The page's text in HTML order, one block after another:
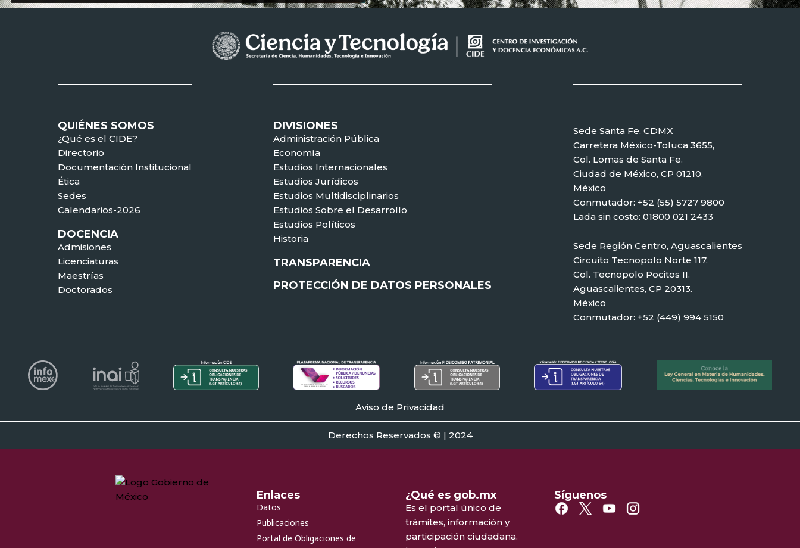
QUIÉNES SOMOS
¿Qué es el CIDE?
Directorio
Documentación Institucional
Ética
Sedes
Calendarios-2026
DOCENCIA
Admisiones
Licenciaturas
Maestrías
Doctorados
DIVISIONES
Administración Pública
Economía
Estudios Internacionales
Estudios Jurídicos
Estudios Multidisciplinarios
Estudios Sobre el Desarrollo
Estudios Políticos
Historia
TRANSPARENCIA
PROTECCIÓN DE DATOS PERSONALES
Sede Santa Fe, CDMX
Carretera México-Toluca 3655,
Col. Lomas de Santa Fe.
Ciudad de México, CP 01210.
México
Conmutador: +52 (55) 5727 9800
Lada sin costo: 01800 021 2433
Sede Región Centro, Aguascalientes
Circuito Tecnopolo Norte 117,
Col. Tecnopolo Pocitos II.
Aguascalientes, CP 20313.
México
Conmutador: +52 (449) 994 5150
Aviso de Privacidad
Derechos Reservados © | 2024
Enlaces
Datos
Publicaciones
Portal de Obligaciones de
¿Qué es gob.mx
Es el portal único de
trámites, información y
participación ciudadana.
Síguenos